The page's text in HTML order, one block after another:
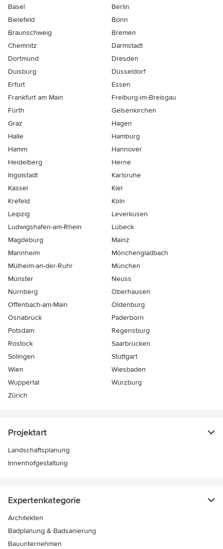
Basel
Berlin
Bielefeld
Bonn
Braunschweig
Bremen
Chemnitz
Darmstadt
Dortmund
Dresden
Duisburg
Düsseldorf
Erfurt
Essen
Frankfurt am Main
Freiburg-im-Breisgau
Fürth
Gelsenkirchen
Graz
Hagen
Halle
Hamburg
Hamm
Hannover
Heidelberg
Herne
Ingolstadt
Karlsruhe
Kassel
Kiel
Krefeld
Köln
Leipzig
Leverkusen
Ludwigshafen-am-Rhein
Lübeck
Magdeburg
Mainz
Mannheim
Mönchen­gladbach
Mülheim-an-der-Ruhr
München
Münster
Neuss
Nürnberg
Oberhausen
Offenbach-am-Main
Oldenburg
Osnabrück
Paderborn
Potsdam
Regensburg
Rostock
Saarbrücken
Solingen
Stuttgart
Wien
Wiesbaden
Wuppertal
Würzburg
Zürich
Projektart
Landschaftsplanung
Innenhofgestaltung
Expertenkategorie
Architekten
Badplanung & Badsanierung
Bauunternehmen